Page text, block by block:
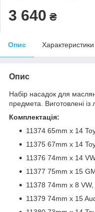
3 640 ₴
Опис Характеристики
Опис
Набір насадок для
предмета. Виготовлені із
Комплектація:
11374 65mm x 14
11375 67mm x 14
11376 74mm x 14
11377 75mm x 15
11378 74mm x 8
11379 74mm x 15